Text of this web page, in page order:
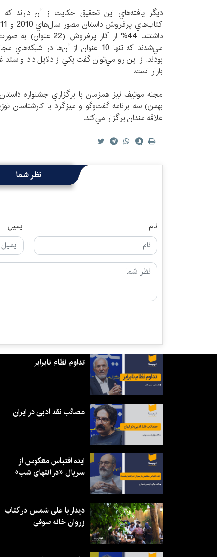
ديگر يافته‌هاي اين تحقيق حكايت از آن دارند
داشتند. 44% از آثار
مي‌شدند كه تنها 10 عنوان از آن‌ها در
بودند. از اين رو مي‌توان گفت يكي از دلايل داد و ستد
بازار است.
بهمن) سه برنامه گفت‌وگو و ميزگرد با كارشناسان
علاقه مندان برگزار مي‌كند.
نظر شما
نام ایمیل
تداوم نظام نابرابر
مصائب نقد ادبی در ایران
ایده اقتباس معکوس از
سریال «در انتهای شب»
دیدار با علی شمس در کتاب
زروان خانه صوفی